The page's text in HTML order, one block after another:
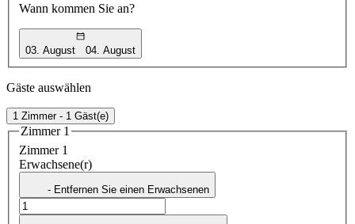
Wann kommen Sie an?
03. August 04. August
Gäste auswählen
1 Zimmer - 1 Gäst(e)
Zimmer 1
Zimmer 1
Erwachsene(r)
- Entfernen Sie einen Erwachsenen